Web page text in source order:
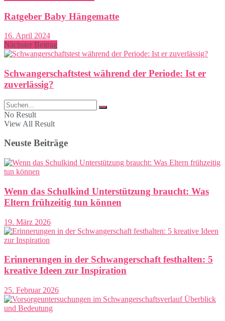
Ratgeber Baby Hängematte
16. April 2024
Nächster Beitrag
Schwangerschaftstest während der Periode: Ist er
zuverlässig?
No Result
View All Result
Neuste Beiträge
Wenn das Schulkind Unterstützung braucht: Was
Eltern frühzeitig tun können
19. März 2026
Erinnerungen in der Schwangerschaft festhalten: 5
kreative Ideen zur Inspiration
25. Februar 2026